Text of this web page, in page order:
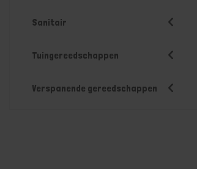
Sanitair
Tuingereedschappen
Verspanende gereedschappen